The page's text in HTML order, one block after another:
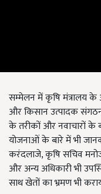
सम्मेलन में कृषि मंत्रालय के
और किसान उत्पादक
के तरीकों और नवाचारों के
योजनाओं के बारे में भी
करंदलाजे, कृषि सचिव
और अन्य अधिकारी भी
साथ खेतों का भ्रमण भी